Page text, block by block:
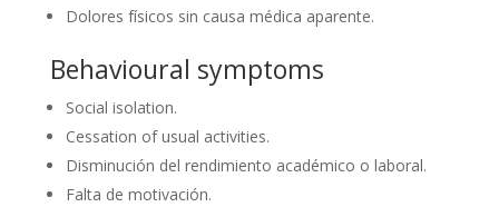
Dolores físicos sin causa médica aparente.
Behavioural symptoms
Social isolation.
Cessation of usual activities.
Disminución del rendimiento académico o laboral.
Falta de motivación.